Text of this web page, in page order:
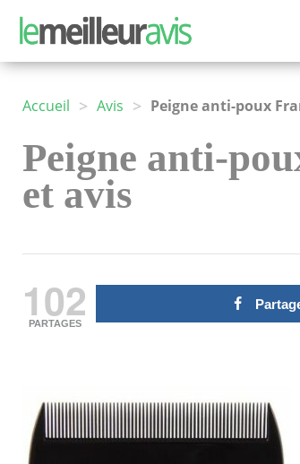
Accueil > Avis > Peigne anti-poux
Peigne anti-
et avis
102
PARTAGES